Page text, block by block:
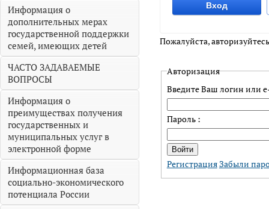
Информация о
дополнительных мерах
государственной поддержки
семей, имеющих детей
ЧАСТО ЗАДАВАЕМЫЕ
ВОПРОСЫ
Информация о
преимуществах получения
государственных и
муниципальных услуг в
электронной форме
Информационная база
социально-экономического
потенциала России
Вход
Пожалуйста,
Авторизация
Введите Ваш логин или
Пароль :
РегистрацияЗабыли